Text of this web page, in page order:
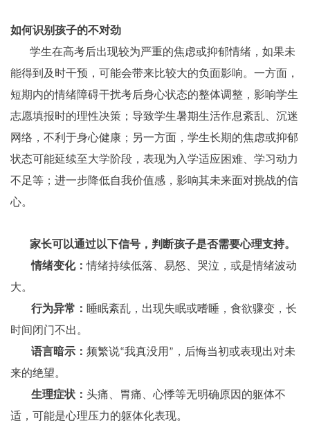
如何识别孩子的不对劲
学生在高考后出现较为严重的焦虑或抑郁情绪，如果未
能得到及时干预，可能会带来比较大的负面影响。一方面，
短期内的情绪障碍干扰考后身心状态的整体调整，影响学生
志愿填报时的理性决策；导致学生暑期生活作息紊乱、沉迷
网络，不利于身心健康；另一方面，学生长期的焦虑或抑郁
状态可能延续至大学阶段，表现为入学适应困难、学习动力
不足等；进一步降低自我价值感，影响其未来面对挑战的信
心。
家长可以通过以下信号，判断孩子是否需要心理支持。
情绪变化：情绪持续低落、易怒、哭泣，或是情绪波动
大。
行为异常： 睡眠紊乱，出现失眠或嗜睡，食欲骤变，长
时间闭门不出。
语言暗示： 频繁说“我真没用 ” ，后悔当初或表现出对未
来的绝望。
生理症状： 头痛、胃痛、心悸等无明确原因的躯体不
适，可能是心理压力的躯体化表现。